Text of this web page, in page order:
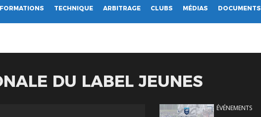
FORMATIONS TECHNIQUE ARBITRAGE CLUBS MÉDIAS DOCUMENTS
DU LABEL JEUNES
ÉVÉNEMENTS